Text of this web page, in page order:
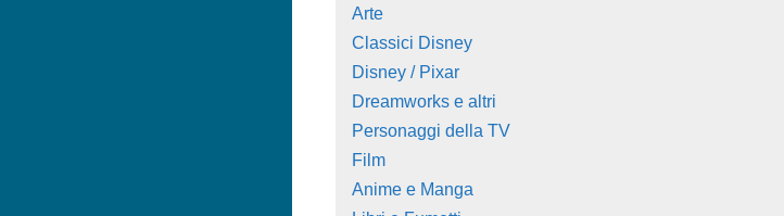
Arte
Classici Disney
Disney / Pixar
Dreamworks e altri
Personaggi della TV
Film
Anime e Manga